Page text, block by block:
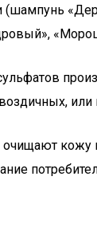
(шампунь
кожу